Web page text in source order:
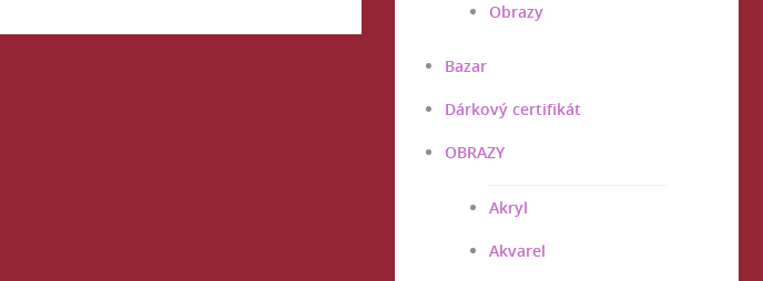
Obrazy
Bazar
Dárkový certifikát
OBRAZY
Akryl
Akvarel